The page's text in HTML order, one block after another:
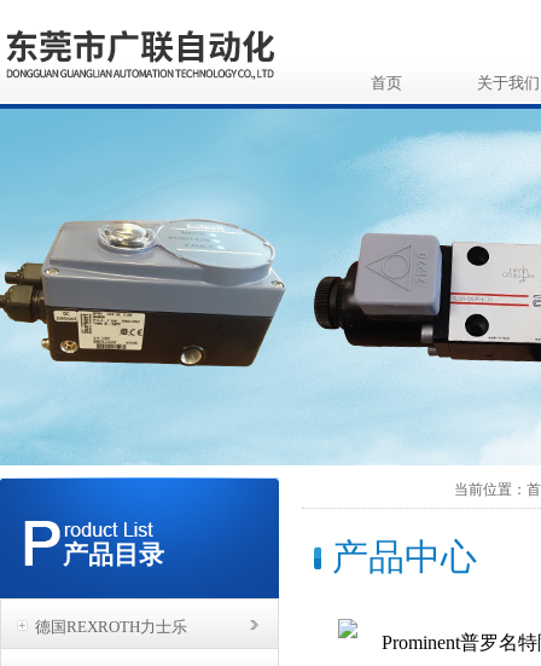
首页 关于我们
产品目录
德国REXROTH力士乐
当前位置：
产品中心
Prominent普罗名